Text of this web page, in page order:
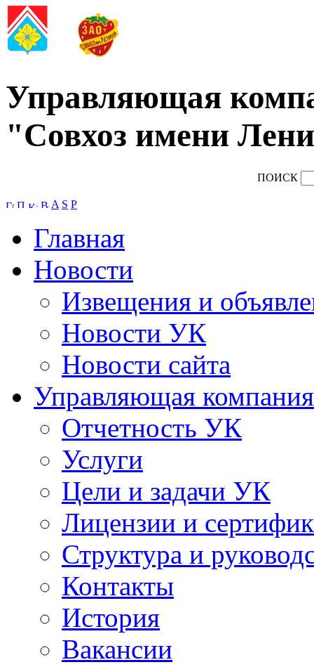
Управляющая
"Совхоз имени
ПОИСК
A S P
Главная
Новости
Извещения и
Новости УК
Новости сайта
Управляющая компания
Отчетность УК
Услуги
Цели и задачи УК
Лицензии и
Структура и
Контакты
История
Вакансии